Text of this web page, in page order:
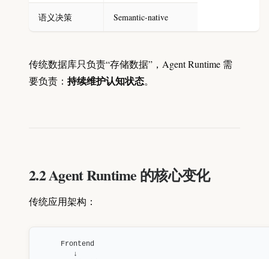
语义决策 Semantic-native
传统数据库只负责“存储数据”，Agent Runtime 需
要负责： 持续维护认知状态。
2.2 Agent Runtime 的核心变化
传统应用架构：
Frontend
   ↓